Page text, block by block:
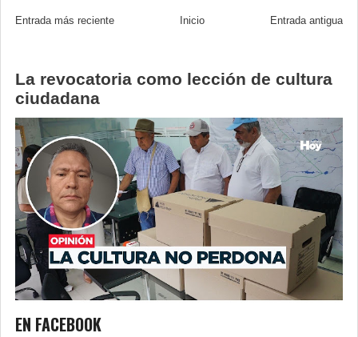
Entrada más reciente Entrada antigua
Inicio
La revocatoria como lección de cultura
ciudadana
EN FACEBOOK